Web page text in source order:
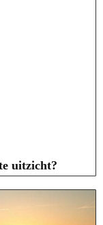
uitzicht?